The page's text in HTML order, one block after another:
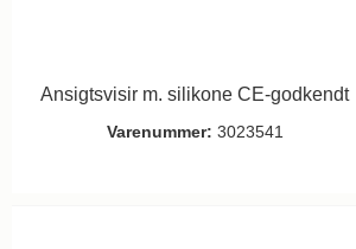
Ansigtsvisir m. silikone CE-godkendt
Varenummer: 3023541